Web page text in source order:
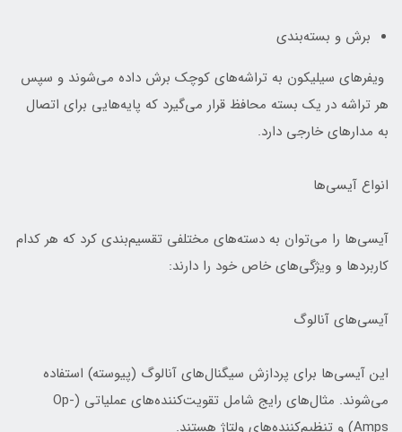
برش و بسته‌بندی
ویفرهای سیلیکون به تراشه‌های کوچک برش داده می‌شوند و سپس
هر تراشه در یک بسته محافظ قرار می‌گیرد که پایه‌هایی برای اتصال
به مدارهای خارجی دارد.
انواع آیسی‌ها
آیسی‌ها را می‌توان به دسته‌های مختلفی تقسیم‌بندی کرد که هر کدام
کاربردها و ویژگی‌های خاص خود را دارند:
آیسی‌های آنالوگ
این آیسی‌ها برای پردازش سیگنال‌های آنالوگ (پیوسته) استفاده
می‌شوند. مثال‌های رایج شامل تقویت‌کننده‌های عملیاتی (Op-